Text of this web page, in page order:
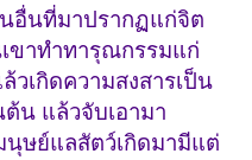
อื่นที่มาปรากฏแก่จิต
ขาทำทารุณกรรมแก่
วเกิดความสงสารเป็น
น แล้วจับเอามา
ษย์แลสัตว์เกิดมามีแต่